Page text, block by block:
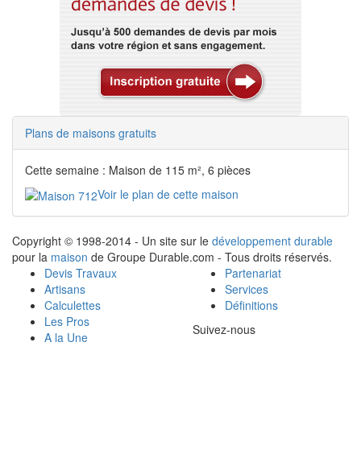
Plans de maisons gratuits
Cette semaine : Maison de 115 m², 6 pièces
Voir le plan de cette maison
Copyright © 1998-2014 - Un site sur le développement durable
pour la maison de Groupe Durable.com - Tous droits réservés.
Devis Travaux
Artisans
Calculettes
Les Pros
A la Une
Partenariat
Services
Définitions
Suivez-nous